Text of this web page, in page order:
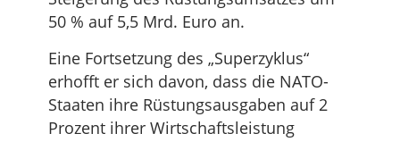
50 % auf 5,5 Mrd. Euro an.
Eine Fortsetzung des „Superzyklus“
erhofft er sich davon, dass die NATO-
Staaten ihre Rüstungsausgaben auf 2
Prozent ihrer Wirtschaftsleistung